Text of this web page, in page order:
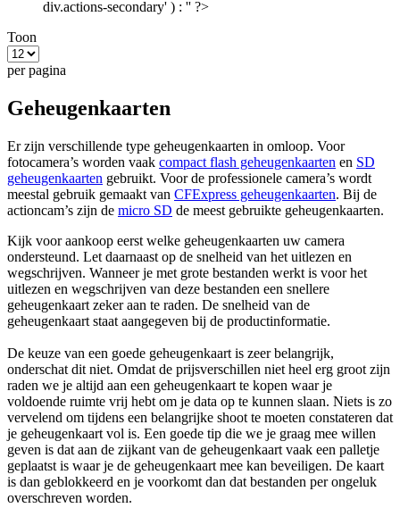
div.actions-secondary' ) : '' ?>
Toon
per pagina
Geheugenkaarten
Er zijn verschillende type geheugenkaarten in omloop. Voor
fotocamera’s worden vaak compact flash geheugenkaarten en SD
geheugenkaarten gebruikt. Voor de professionele camera’s wordt
meestal gebruik gemaakt van CFExpress geheugenkaarten. Bij de
actioncam’s zijn de micro SD de meest gebruikte geheugenkaarten.
Kijk voor aankoop eerst welke geheugenkaarten uw camera
ondersteund. Let daarnaast op de snelheid van het uitlezen en
wegschrijven. Wanneer je met grote bestanden werkt is voor het
uitlezen en wegschrijven van deze bestanden een snellere
geheugenkaart zeker aan te raden. De snelheid van de
geheugenkaart staat aangegeven bij de productinformatie.
De keuze van een goede geheugenkaart is zeer belangrijk,
onderschat dit niet. Omdat de prijsverschillen niet heel erg groot zijn
raden we je altijd aan een geheugenkaart te kopen waar je
voldoende ruimte vrij hebt om je data op te kunnen slaan. Niets is zo
vervelend om tijdens een belangrijke shoot te moeten constateren dat
je geheugenkaart vol is. Een goede tip die we je graag mee willen
geven is dat aan de zijkant van de geheugenkaart vaak een palletje
geplaatst is waar je de geheugenkaart mee kan beveiligen. De kaart
is dan geblokkeerd en je voorkomt dan dat bestanden per ongeluk
overschreven worden.